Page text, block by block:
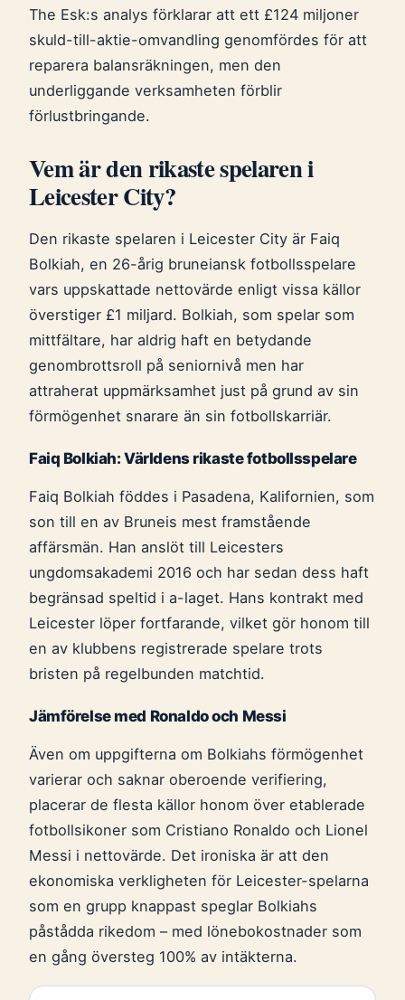
The Esk:s analys förklarar att ett £124 miljoner
skuld-till-aktie-omvandling genomfördes för att
reparera balansräkningen, men den
underliggande verksamheten förblir
förlustbringande.
Vem är den rikaste spelaren i
Leicester City?
Den rikaste spelaren i Leicester City är Faiq
Bolkiah, en 26-årig bruneiansk fotbollsspelare
vars uppskattade nettovärde enligt vissa källor
överstiger £1 miljard. Bolkiah, som spelar som
mittfältare, har aldrig haft en betydande
genombrottsroll på seniornivå men har
attraherat uppmärksamhet just på grund av sin
förmögenhet snarare än sin fotbollskarriär.
Faiq Bolkiah: Världens rikaste fotbollsspelare
Faiq Bolkiah föddes i Pasadena, Kalifornien, som
son till en av Bruneis mest framstående
affärsmän. Han anslöt till Leicesters
ungdomsakademi 2016 och har sedan dess haft
begränsad speltid i a-laget. Hans kontrakt med
Leicester löper fortfarande, vilket gör honom till
en av klubbens registrerade spelare trots
bristen på regelbunden matchtid.
Jämförelse med Ronaldo och Messi
Även om uppgifterna om Bolkiahs förmögenhet
varierar och saknar oberoende verifiering,
placerar de flesta källor honom över etablerade
fotbollsikoner som Cristiano Ronaldo och Lionel
Messi i nettovärde. Det ironiska är att den
ekonomiska verkligheten för Leicester-spelarna
som en grupp knappast speglar Bolkiahs
påstådda rikedom – med lönebokostnader som
en gång översteg 100% av intäkterna.